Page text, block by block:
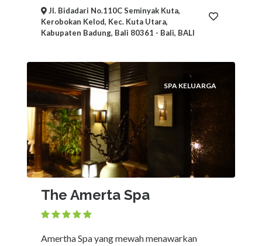
Jl. Bidadari No.110C Seminyak Kuta,
Kerobokan Kelod, Kec. Kuta Utara,
Kabupaten Badung, Bali 80361 - Bali, BALI
SPA KELUARGA
The Amerta Spa
Amertha Spa yang mewah menawarkan